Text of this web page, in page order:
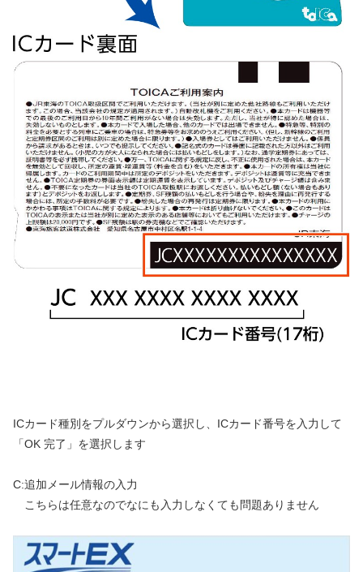
ICカード種別をプルダウンから選択し、ICカード番号を入力して
「OK 完了」を選択します
C:追加メール情報の入力
こちらは任意なのでなにも入力しなくても問題ありません